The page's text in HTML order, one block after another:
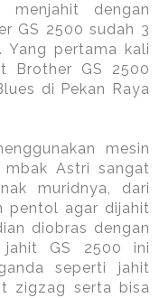
menjahit dengan
GS 2500 sudah 3
Yang pertama kali
Brother GS 2500
di Pekan Raya
mesin
Astri sangat
muridnya, dari
pentol agar dijahit
diobras dengan
jahit GS 2500 ini
seperti jahit
zigzag serta bisa